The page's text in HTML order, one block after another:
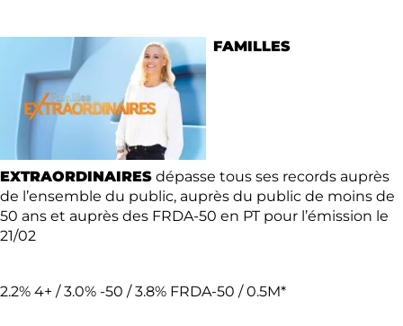
FAMILLES
EXTRAORDINAIRES dépasse tous ses records auprès
de l’ensemble du public, auprès du public de moins de
50 ans et auprès des FRDA-50 en PT pour l’émission le
21/02
2.2% 4+ / 3.0% -50 / 3.8% FRDA-50 / 0.5M*